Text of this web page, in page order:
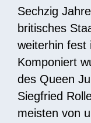
Sechzig
britisches
weiterhin fest
Komponiert
des Queen
Siegfried
meisten von